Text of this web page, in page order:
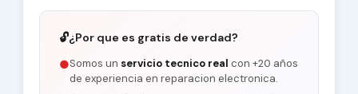
🔓¿Por que es gratis de verdad?
●Somos un servicio tecnico real con +20 años
de experiencia en reparacion electronica.